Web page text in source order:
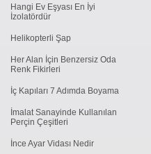
Hangi Ev Eşyası En İyi
İzolatördür
Helikopterli Şap
Her Alan İçin Benzersiz Oda
Renk Fikirleri
İç Kapıları 7 Adımda Boyama
İmalat Sanayinde Kullanılan
Perçin Çeşitleri
İnce Ayar Vidası Nedir